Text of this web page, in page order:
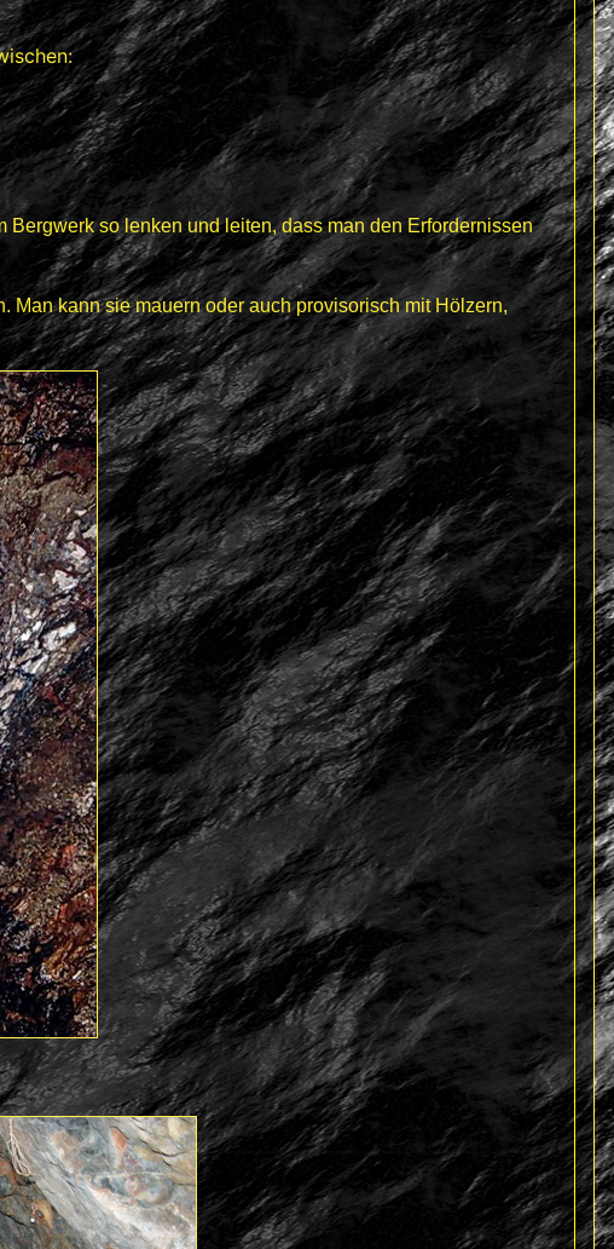
so lenken und leiten, dass man den Erfordernissen
Man kann sie mauern oder auch provisorisch mit Hölzern,